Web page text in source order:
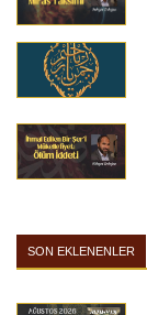
SON EKLENENLER